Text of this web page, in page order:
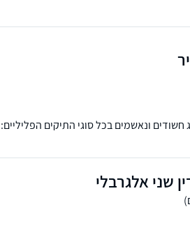
ונאשמים בכל סוגי התיקים הפליליים:
שני אלגרבלי